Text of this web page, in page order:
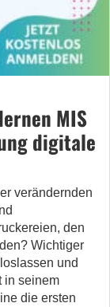
MIS
digitale
verändernden
den
Wichtiger
und
in seinem
die ersten